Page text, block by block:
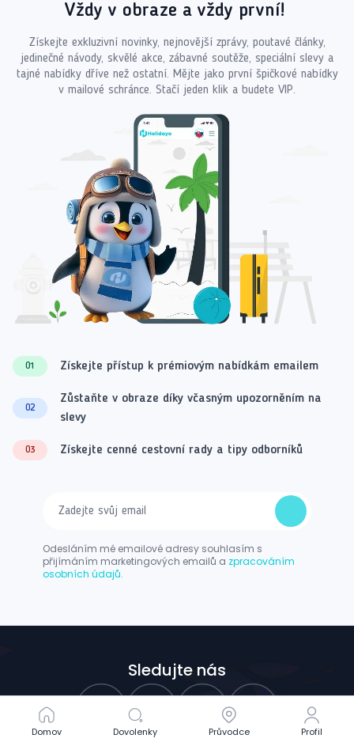
Domov Dovolenky Průvodce Profil
Domov Dovolenky Průvodce Profil
Vždy v obraze a vždy první!
Získejte exkluzivní novinky, nejnovější zprávy, poutavé články,
jedinečné návody, skvělé akce, zábavné soutěže, speciální slevy a
tajné nabídky dříve než ostatní. Mějte jako první špičkové nabídky
v mailové schránce. Stačí jeden klik a budete VIP.
01 Získejte přístup k prémiovým nabídkám emailem
02
Zůstaňte v obraze díky včasným upozorněním na
slevy
03 Získejte cenné cestovní rady a tipy odborníků
Odesláním mé emailové adresy souhlasím s
přijímáním marketingových emailů a zpracováním
osobních údajů.
Sledujte nás